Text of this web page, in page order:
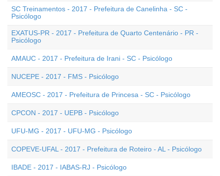
SC Treinamentos - 2017 - Prefeitura de Canelinha - SC -
Psicólogo
EXATUS-PR - 2017 - Prefeitura de Quarto Centenário - PR -
Psicólogo
AMAUC - 2017 - Prefeitura de Irani - SC - Psicólogo
NUCEPE - 2017 - FMS - Psicólogo
AMEOSC - 2017 - Prefeitura de Princesa - SC - Psicólogo
CPCON - 2017 - UEPB - Psicólogo
UFU-MG - 2017 - UFU-MG - Psicólogo
COPEVE-UFAL - 2017 - Prefeitura de Roteiro - AL - Psicólogo
IBADE - 2017 - IABAS-RJ - Psicólogo